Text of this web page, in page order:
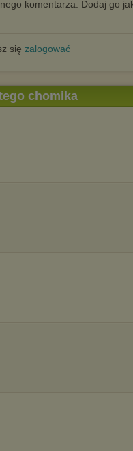
komentarza. Dodaj go
się zalogować
chomika